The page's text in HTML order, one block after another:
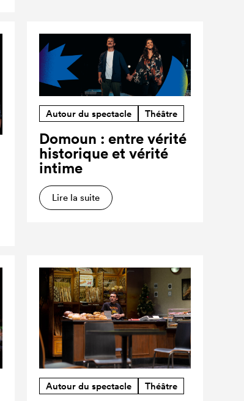
Autour du spectacle Théâtre
Domoun : entre vérité
historique et vérité
intime
Lire la suite
Autour du spectacle Théâtre